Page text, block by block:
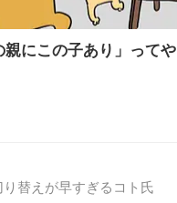
親にこの子あり」ってや
り替えが早すぎるコト氏